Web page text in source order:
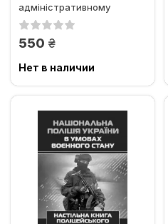
адміністративному
судочинстві: основні
550 грн.
Нет в наличии